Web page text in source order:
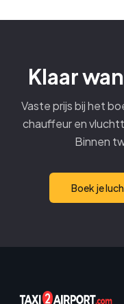
Klaar
Vaste prijs bij het
chauffeur en
Binnen
Boek je